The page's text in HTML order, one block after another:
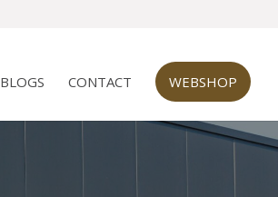
BLOGS CONTACT WEBSHOP